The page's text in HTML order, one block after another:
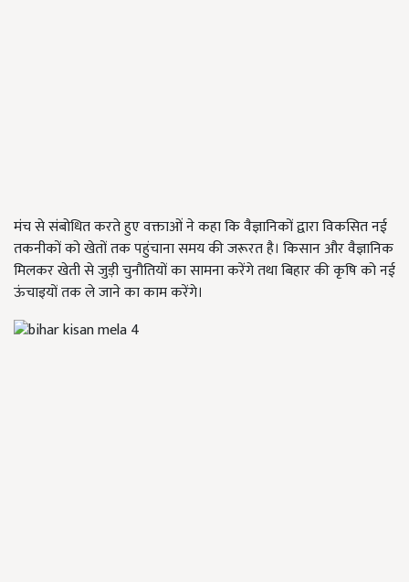
मंच से संबोधित करते हुए वक्ताओं ने कहा कि वैज्ञानिकों द्वारा विकसित नई
तकनीकों को खेतों तक पहुंचाना समय की जरूरत है। किसान और वैज्ञानिक
मिलकर खेती से जुड़ी चुनौतियों का सामना करेंगे तथा बिहार की कृषि को नई
ऊंचाइयों तक ले जाने का काम करेंगे।